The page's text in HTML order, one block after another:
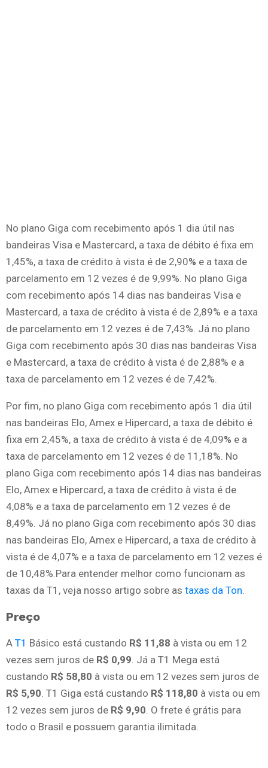
No plano Giga com recebimento após 1 dia útil nas
bandeiras Visa e Mastercard, a taxa de débito é fixa em
1,45%, a taxa de crédito à vista é de 2,90% e a taxa de
parcelamento em 12 vezes é de 9,99%. No plano Giga
com recebimento após 14 dias nas bandeiras Visa e
Mastercard, a taxa de crédito à vista é de 2,89% e a taxa
de parcelamento em 12 vezes é de 7,43%. Já no plano
Giga com recebimento após 30 dias nas bandeiras Visa
e Mastercard, a taxa de crédito à vista é de 2,88% e a
taxa de parcelamento em 12 vezes é de 7,42%.
Por fim, no plano Giga com recebimento após 1 dia útil
nas bandeiras Elo, Amex e Hipercard, a taxa de débito é
fixa em 2,45%, a taxa de crédito à vista é de 4,09% e a
taxa de parcelamento em 12 vezes é de 11,18%. No
plano Giga com recebimento após 14 dias nas bandeiras
Elo, Amex e Hipercard, a taxa de crédito à vista é de
4,08% e a taxa de parcelamento em 12 vezes é de
8,49%. Já no plano Giga com recebimento após 30 dias
nas bandeiras Elo, Amex e Hipercard, a taxa de crédito à
vista é de 4,07% e a taxa de parcelamento em 12 vezes é
de 10,48%.Para entender melhor como funcionam as
taxas da T1, veja nosso artigo sobre as taxas da Ton
Preço
A T1 Básico está custando R$ 11,88 à vista ou em 12
vezes sem juros de R$ 0,99 . Já a T1 Mega está
custando R$ 58,80 à vista ou em 12 vezes sem juros de
R$ 5,90 . T1 Giga está custando R$ 118,80 à vista ou em
12 vezes sem juros de R$ 9,90 . O frete é grátis para
todo o Brasil e possuem garantia ilimitada.